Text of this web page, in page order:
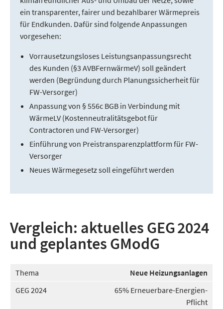
ein transparenter, fairer und bezahlbarer Wärmepreis
für Endkunden. Dafür sind folgende Anpassungen
vorgesehen:
Vorrausetzungsloses Leistungsanpassungsrecht
des Kunden (§3 AVBFernwärmeV) soll geändert
werden (Begründung durch Planungssicherheit für
FW-Versorger)
Anpassung von § 556c BGB in Verbindung mit
WärmeLV (Kostenneutralitätsgebot für
Contractoren und FW-Versorger)
Einführung von Preistransparenzplattform für FW-
Versorger
Neues Wärmegesetz soll eingeführt werden
Vergleich: aktuelles GEG 2024
und geplantes GModG
Neue Heizungsanlagen
65% Erneuerbare-Energien-
Pflicht